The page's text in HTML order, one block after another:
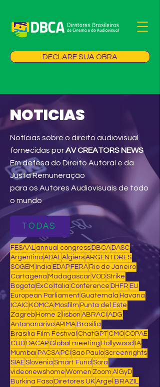
DECLARE SUA OBRA
NOTICIAS
Notícias sobre o direito audiovisual
fornecidas porAV CREATORS NEWS
Em defesa do Direito Autoral e da
Justa Remuneração
para os Autores Audiovisuais de todo
o mundo
TODAS
FESAAL annual congress DBCA DASC
Argentina ADALAlgiersARGENTORES
SOGEM India EDAP FERA Rio de Janeiro
Cartagena MadagascarVODStrike
Bogota ExCo Italia Conference DHFR EU
European Parliament Guatemala Havana
ICAIC KOMCA Mosfilm Punta del Este
Zagreb Home 2 lisbon ABRACI ADG
AntananarivoAPIMA Brasilia
Brasilia Film Festival ChatGPT CMO COPAE
CUD DACAP Global meeting Hollywood IA
Mumbai PACSA PCI Sao PauloScreenrights
SIAESlovenia Smart Fund Sora
videonewshome Women Zoom AlGyD
Burkina Faso Diretores UKArgel BRAZIL